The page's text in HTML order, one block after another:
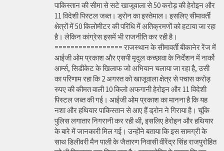
पाकिस्तान की सीमा से सटे खाजूवाला से 50 करोड़ की हेरोइन और
11 विदेशी पिस्टल जब्त। ड्रोन का इस्तेमाल। इसलिए सीमावर्ती
क्षेत्रों में 50 किलोमीटर की परिधि में अतिक्रमणों को हटाया जा रहा
है। लेकिन कांग्रेस इसमें भी राजनीति कर रही है।
================= राजस्थान के सीमावर्ती बीकानेर रेंज में
आईजी ओम प्रकाश और एसपी मृदुल कच्छावा के निर्देशन में नार्को
आर्म्स, सिडीकेट के खिलाफ जो अभियान चलाया जा रहा है, उसी
का परिणाम रहा कि 2 अगस्त को खाजूवाला क्षेत्र से पचास करोड़
रुपए की कीमत वाली 10 किलो अफगानी हेरोइन और 11 विदेशी
पिस्टल जब्त की गई। आईजी ओम प्रकाश का मानना है कि यह
नशा और हथियार पाकिस्तान से आए हैं ड्रोन ने गिराया है। चूंकि
पुलिस लगातार निगरानी कर रही थी, इसलिए हेरोइन और हथियार
के बारे में जानकारी मिल गई। उन्होंने बताया कि इस सामग्री के
साथ डिलीवरी मैन पाली के जैतारण निवासी वीरेंद्र सिंह राजपुरोहित